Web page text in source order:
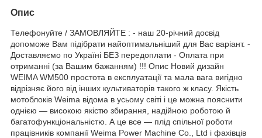
Опис
Телефонуйте / ЗАМОВЛЯЙТЕ : - наш 20-річний досвід
допоможе Вам підібрати найоптимальніший для Вас варіант. -
Доставляємо по Україні БЕЗ передоплати - Оплата при
отриманні (за Вашим бажанням) !!! Опис Новий дизайн
WEIMA WM500 простота в експлуатації та мала вага вигідно
відрізняє його від інших культиваторів такого ж класу. Якість
мотоблоків Weima відома в усьому світі і це можна пояснити
однією — високою якістю збирання, надійною роботою й
багатофункціональністю. А це все — плід спільної роботи
працівників компанії Weima Power Machine Co., Ltd і фахівців